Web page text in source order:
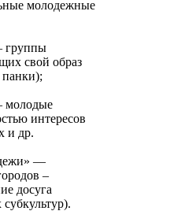
молодежные
группы
свой образ
панки);
молодые
интересов
и др.
—
–
досуга